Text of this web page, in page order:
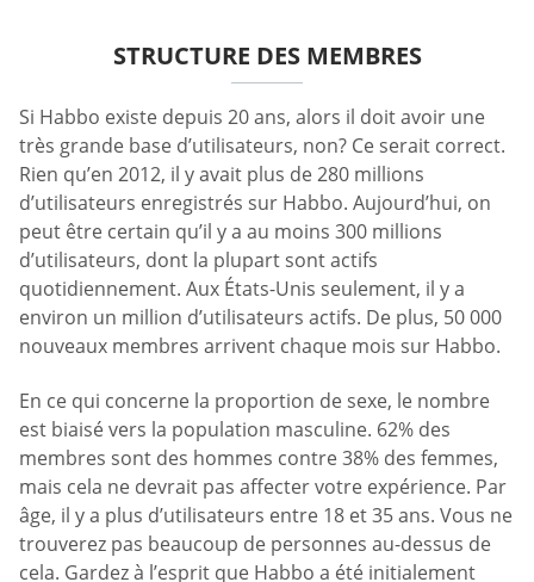
STRUCTURE DES MEMBRES
Si Habbo existe depuis 20 ans, alors il doit avoir une
très grande base d’utilisateurs, non? Ce serait correct.
Rien qu’en 2012, il y avait plus de 280 millions
d’utilisateurs enregistrés sur Habbo. Aujourd’hui, on
peut être certain qu’il y a au moins 300 millions
d’utilisateurs, dont la plupart sont actifs
quotidiennement. Aux États-Unis seulement, il y a
environ un million d’utilisateurs actifs. De plus, 50 000
nouveaux membres arrivent chaque mois sur Habbo.
En ce qui concerne la proportion de sexe, le nombre
est biaisé vers la population masculine. 62% des
membres sont des hommes contre 38% des femmes,
mais cela ne devrait pas affecter votre expérience. Par
âge, il y a plus d’utilisateurs entre 18 et 35 ans. Vous ne
trouverez pas beaucoup de personnes au-dessus de
cela. Gardez à l’esprit que Habbo a été initialement